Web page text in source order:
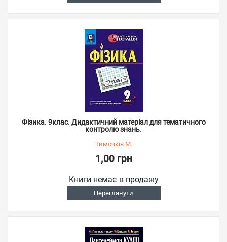
Фізика. 9клас. Дидактичний матеріал для тематичного
контролю знань.
Тимочків М.
1,00 грн
Книги немає в продажу
Переглянути